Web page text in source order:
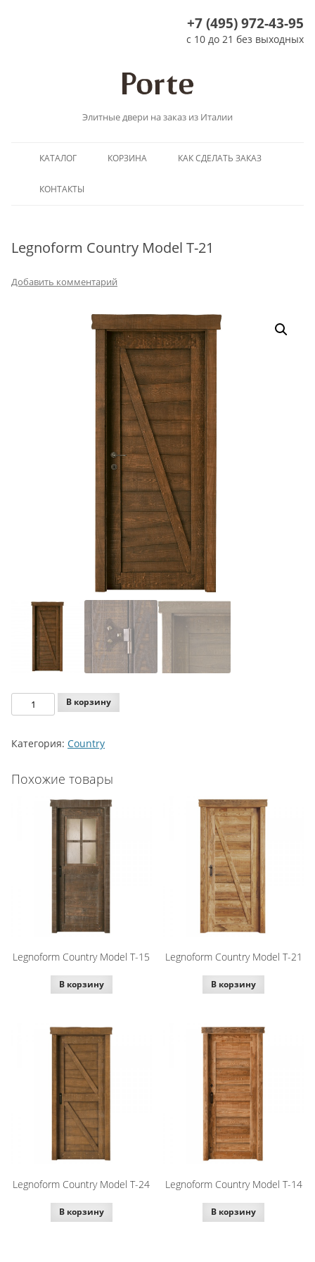
+7 (495) 972-43-95
с 10 до 21 без выходных
Элитные двери на заказ из Италии
КАТАЛОГ КОРЗИНА КАК СДЕЛАТЬ ЗАКАЗ
КОНТАКТЫ
Legnoform Country Model T-21
Добавить комментарий
Количество
Legnoform
Model
21
В корзину
Категория: Country
Похожие товары
Legnoform Country Model T-15
В корзину
Legnoform Country Model T-21
В корзину
Legnoform Country Model T-24
В корзину
Legnoform Country Model T-14
В корзину